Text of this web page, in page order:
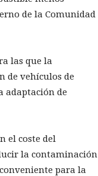
de la Comunidad
las que la
de vehículos de
adaptación de
el coste del
la contaminación
para la